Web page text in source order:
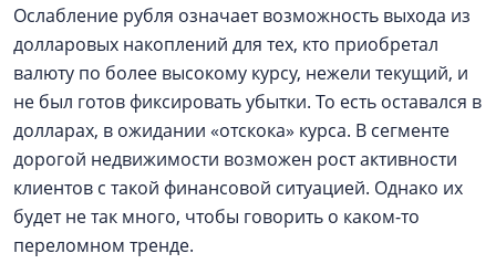
Ослабление рубля означает возможность выхода из
долларовых накоплений для тех, кто приобретал
валюту по более высокому курсу, нежели текущий, и
не был готов фиксировать убытки. То есть оставался в
долларах, в ожидании «отскока» курса. В сегменте
дорогой недвижимости возможен рост активности
клиентов с такой финансовой ситуацией. Однако их
будет не так много, чтобы говорить о каком-то
переломном тренде.